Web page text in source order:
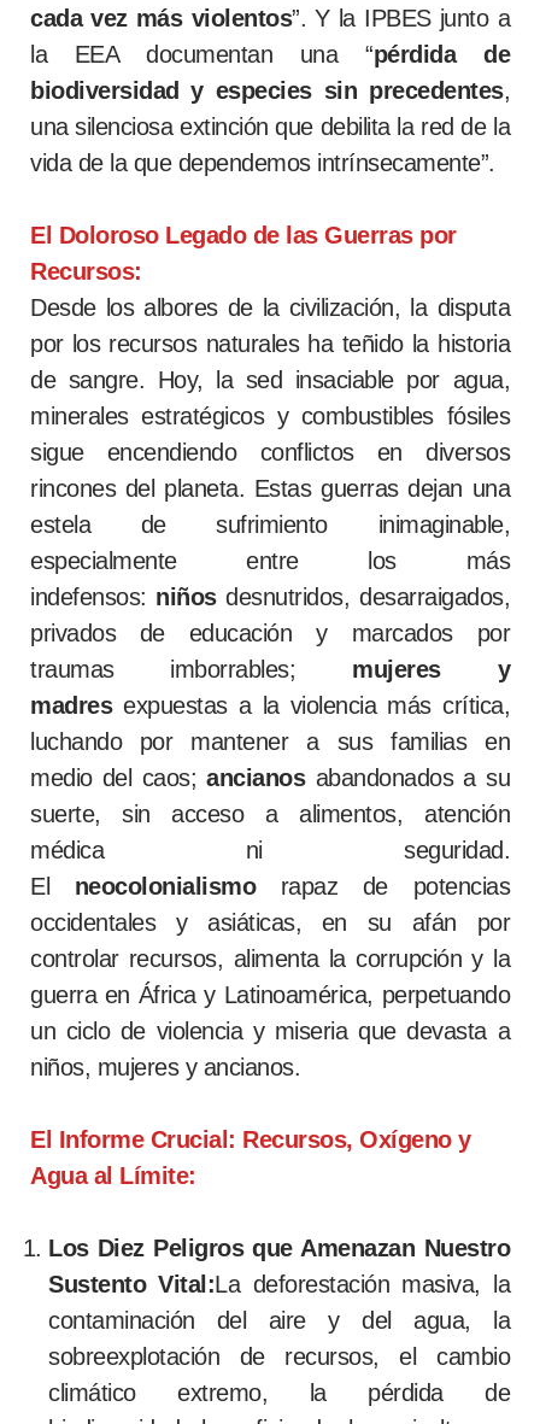
cada vez más violentos”. Y la IPBES junto a
la EEA documentan una “pérdida de
biodiversidad y especies sin precedentes,
una silenciosa extinción que debilita la red de la
vida de la que dependemos intrínsecamente”.
El Doloroso Legado de las Guerras por
Recursos:
Desde los albores de la civilización, la disputa
por los recursos naturales ha teñido la historia
de sangre. Hoy, la sed insaciable por agua,
minerales estratégicos y combustibles fósiles
sigue encendiendo conflictos en diversos
rincones del planeta. Estas guerras dejan una
estela de sufrimiento inimaginable,
especialmente entre los más
indefensos: niñosdesnutridos, desarraigados,
privados de educación y marcados por
traumas imborrables; mujeres y
madresexpuestas a la violencia más crítica,
luchando por mantener a sus familias en
medio del caos;ancianosabandonados a su
suerte, sin acceso a alimentos, atención
médica ni seguridad.
El neocolonialismorapaz de potencias
occidentales y asiáticas, en su afán por
controlar recursos, alimenta la corrupción y la
guerra en África y Latinoamérica, perpetuando
un ciclo de violencia y miseria que devasta a
niños, mujeres y ancianos.
El Informe Crucial: Recursos, Oxígeno y
Agua al Límite:
Los Diez Peligros que Amenazan Nuestro
Sustento Vital:La deforestación masiva, la
contaminación del aire y del agua, la
sobreexplotación de recursos, el cambio
climático extremo, la pérdida de